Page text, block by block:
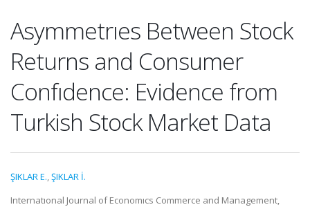
Asymmetrıes Between Stock
Returns and Consumer
Confıdence: Evidence from
Turkish Stock Market Data
ŞIKLAR E.,ŞIKLAR İ.
Internatıonal Journal of Economıcs Commerce and Management,